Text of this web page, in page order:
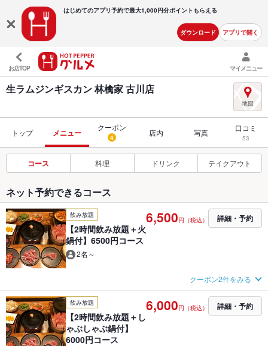
はじめてのアプリ予約で最大1,000円分ポイントもらえる
ダウンロード アプリで開く
お店TOP マイメニュー
生ラムジンギスカン 林檎家 古川店
トップ メニュー
クーポン
4 店内 写真 口コミ
53
コース 料理 ドリンク テイクアウト
ネット予約できるコース
飲み放題
【2時間飲み放題＋火
鍋付】6500円コース
2名～
6,500円（税込） 詳細・予約
クーポン2件をみる
飲み放題
【2時間飲み放題＋し
ゃぶしゃぶ鍋付】
6000円コース
6,000円（税込） 詳細・予約